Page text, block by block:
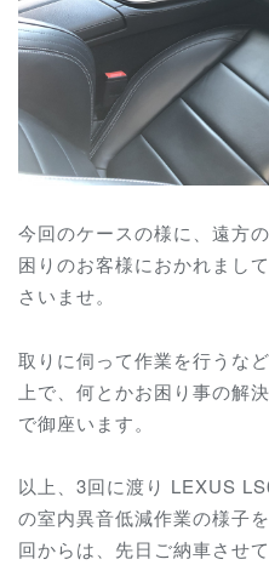
今回のケースの様に、遠方
困りのお客様におかれまし
さいませ。
取りに伺って作業を行うな
上で、何とかお困り事の解
で御座います。
以上、3回に渡り LEXUS
の室内異音低減作業の様子
回からは、先日ご納車させ